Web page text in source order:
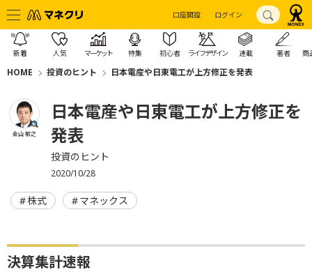
口座開設 ログイン
新着 人気 マーケット 特集 初心者 ライフデザイン 連載 著者 商
HOME 投資のヒント 日本電産や日東電工が上方修正を発表
金山 敏之
日本電産や日東電工が上方修正を
発表
投資のヒント
2020/10/28
株式 マネックス
決算集計速報